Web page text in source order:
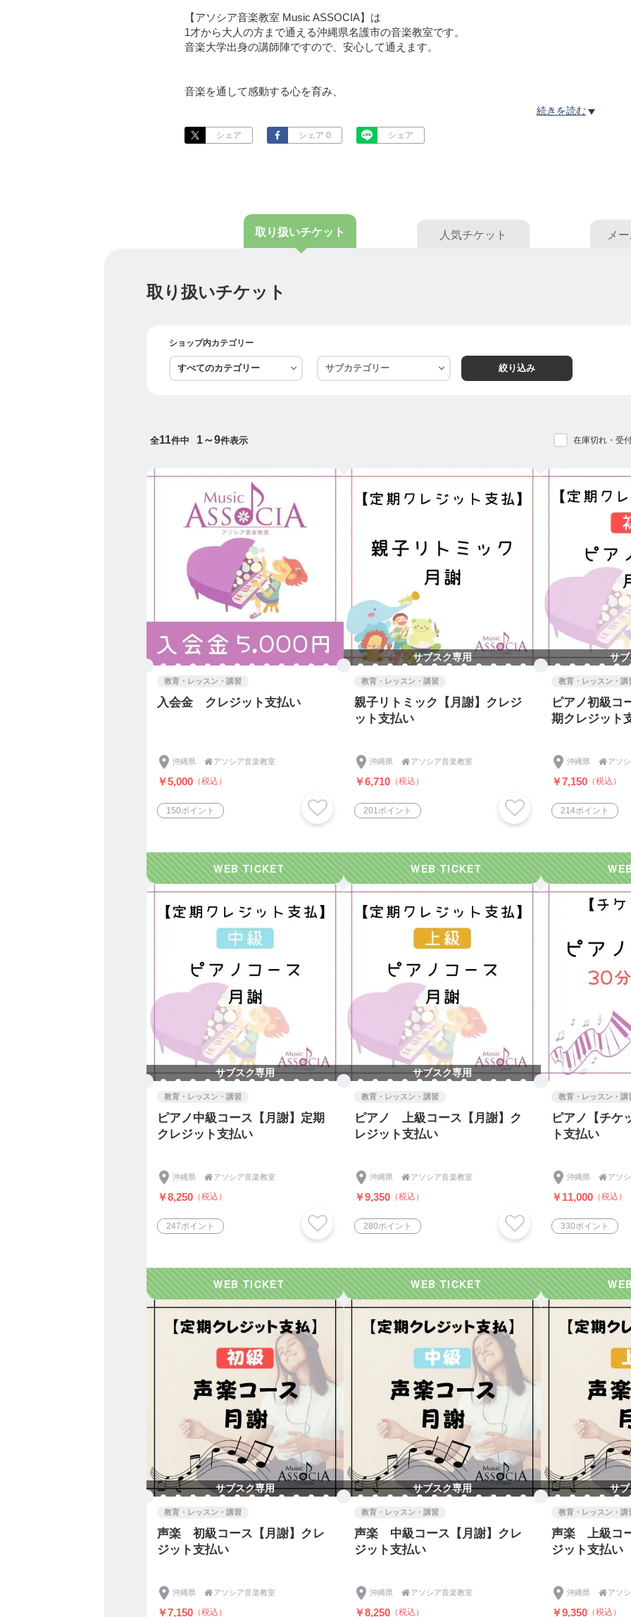
【アソシア音楽教室 Music ASSOCIA】は
1才から大人の方まで通える沖縄県名護市の音楽教室です。
音楽大学出身の講師陣ですので、安心して通えます。
音楽を通して感動する心を育み、
おくって頂けるような
アソシア音楽教室ではまず、
楽しむことから始めます♪
「きく」「うたう」
「イメージする」「弾く」。。。
その生徒さんに必要な「ちょうど」の
レッスン内容を展開致します。
生徒さんのやる気を引き出し、
最後に
【アソシア音楽教室 Music ASSOCIA 】は
子どもから大人までたくさんの方々の
笑顔溢れる教室を目指します。
どうぞ、宜しくお願い致します。
☆★☆*…*…*…*…*…*…*…*…*…*…*★☆★
アソシア音楽教室 SNS情報♪
◆アソシア音楽教室ブログ
https://musicassocia.ti-da.net
◆アソシア音楽教室 FaceBookページ
https://www.facebook.com/musicassocia
◆アソシアyoutube動画チャンネル
https://www.youtube.com/channel/UCQSaILJWNrXSfM2hQFUk58w
アソシア音楽教室
「レッスン及び体験レッスン感染症対策とお願い」
平素より、アソシア音楽教室をご利用いただき誠にありがとうございます。
「感染症対策を徹底させる」という指針に則り、以下のとおり対応いたします。
以下の内容をご一読いただき、皆様のご協力をいただきますよう、お願い申し上げま
●教室で行う感染予防対策
・入室の際は検温、消毒等を行い(消毒液・除菌シート等用意)、衛生管理を徹底しま
・扉等を定期的に開放し、空気の入れ替えを実施します。
・できるだけ指導者・生徒さんの至近距離での指導、 必要以上の接触を避けて実施し
ます。
●生徒さん、保護者へのお願い事項
・教室には、体調をセルフチェックしていただいた上で来室ください。
・風邪・ウィルス感染の自覚症状がない方も、マスクの着用をお願いいたします。周り
の方へのご配慮をお願いいたします。
・手拭きタオルやハンカチ等お持ちください。
・入室前に、検温、手指消毒液をお願いします。 (入口に消毒液を準備しています。)
・教室での検温結果、風邪症状と判断した場合、保護者へお迎えを要求し、生徒さんに
はその間屋外で待機していただきます。
しさ等の症状がある
場合は、レッスンへのご参加をお控えくださいますようお願いいたします。
・ご自身、または同居のご家族に、14 日以内に海外から帰国した方がいる場合は、レ
ッスンへの参加をお控えくださいますようお願いいたします。
●指導者の感染予防対策
・教室には、毎回体調をセルフチェックして来室します。
・入室の際は検温、消毒等を行い(消毒液・除菌シート等用意)、衛生管理を徹底しま
・マスクを着用し、手洗い、手指消毒、咳エチケットを徹底します。
・必要最低限の人数で対応いたします。(担当講師のみ)
・教室のこまめな換気、消毒を徹底します。
・発熱(微熱も含む)、激しい咳、のどの痛み、だるさ、呼吸の苦しさなどの症状がみら
れる場合は来室を控えます。その場合、休講もしくは代わりの講師が対応いたします。
今後につきましても、政府の発表や自治体からの指示、状況を踏まえ、判断を変更する
場合がございます。都度ご連絡申し上げますので、ご対応よろしくお願いいたします。
をお掛けしますが、何卒ご理解・ご協力をお願い申し上げます。
続きを読む
シェア シェア 0 シェア
取り扱いチケット 人気チケット メ
取り扱いチケット
ショップ内カテゴリー
絞り込み
在庫切れ・受
全11件中 1～9件表示
教育・レッスン・講習
入会金 クレジット支払い
沖縄県 アソシア音楽教室
￥5,000 （税込）
150ポイント
サブスク専用
教育・レッスン・講習
親子リトミック【月謝】クレジ
ット支払い
沖縄県 アソシア音楽教室
￥6,710 （税込）
201ポイント
サ
教育・レッスン・講
ピアノ初級
期クレジット
沖縄県 アソ
￥7,150 （税込）
214ポイント
サブスク専用
教育・レッスン・講習
ピアノ中級コース【月謝】定期
クレジット支払い
沖縄県 アソシア音楽教室
￥8,250 （税込）
247ポイント
サブスク専用
教育・レッスン・講習
ピアノ 上級コース【月謝】ク
レジット支払い
沖縄県 アソシア音楽教室
￥9,350 （税込）
280ポイント
教育・レッスン・講
ピアノ【チケ
ト支払い
沖縄県 アソ
￥11,000 （税込）
330ポイント
サブスク専用
教育・レッスン・講習
声楽 初級コース【月謝】クレ
ジット支払い
沖縄県 アソシア音楽教室
￥7,150 （税込）
サブスク専用
教育・レッスン・講習
声楽 中級コース【月謝】クレ
ジット支払い
沖縄県 アソシア音楽教室
￥8,250 （税込）
サ
教育・レッスン・講
声楽 上級コ
ジット支払い
沖縄県 アソ
￥9,350 （税込）